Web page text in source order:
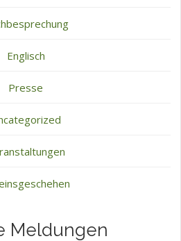
Englisch
Presse
Meldungen